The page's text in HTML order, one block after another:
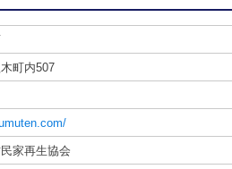
町内507
家再生協会